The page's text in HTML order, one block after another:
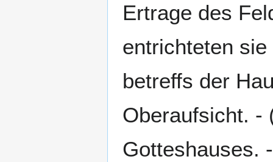
Ertrage des
entrichteten
betreffs der
Oberaufsicht. -
Gotteshauses.